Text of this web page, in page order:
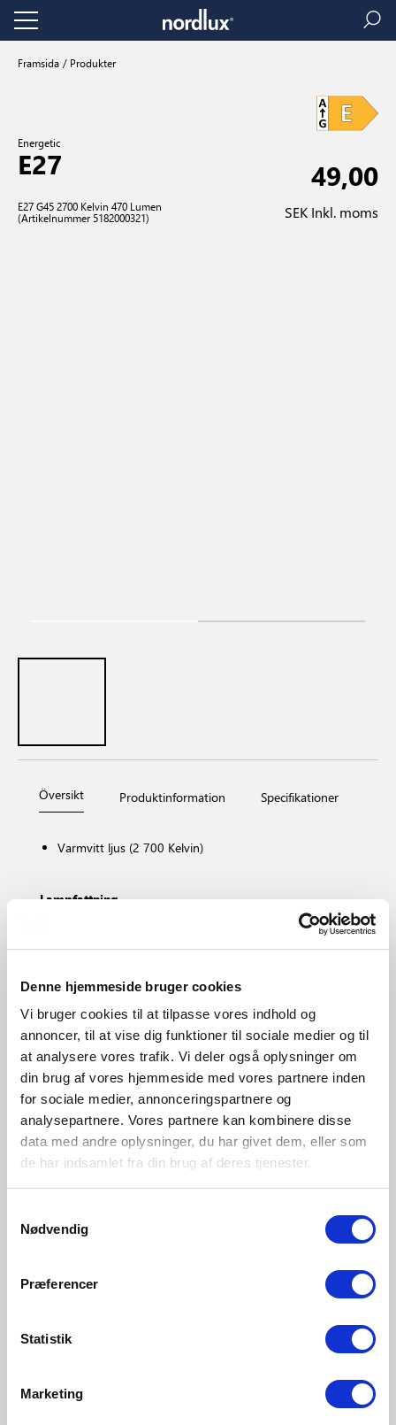
Denne hjemmeside bruger cookies
Vi bruger cookies til at tilpasse vores indhold og
annoncer, til at vise dig funktioner til sociale medier og til
at analysere vores trafik. Vi deler også oplysninger om
din brug af vores hjemmeside med vores partnere inden
for sociale medier, annonceringspartnere og
analysepartnere. Vores partnere kan kombinere disse
data med andre oplysninger, du har givet dem, eller som
de har indsamlet fra din brug af deres tjenester.
Nødvendig
Præferencer
Statistik
Marketing
Framsida Produkter
Energetic
E27
E27 G45 2700 Kelvin 470 Lumen
(Artikelnummer 5182000321)
49,00
SEK Inkl. moms
Översikt Produktinformation Specifikationer
Varmvitt ljus (2 700 Kelvin)
Lampfattning
Färgtemperatur (K)
Ljusstyrka (lumen)
470.0
Område
Olika (beror på placeringen)
Primärt material
Glas
5182003421
5192002321
Relaterade produkter